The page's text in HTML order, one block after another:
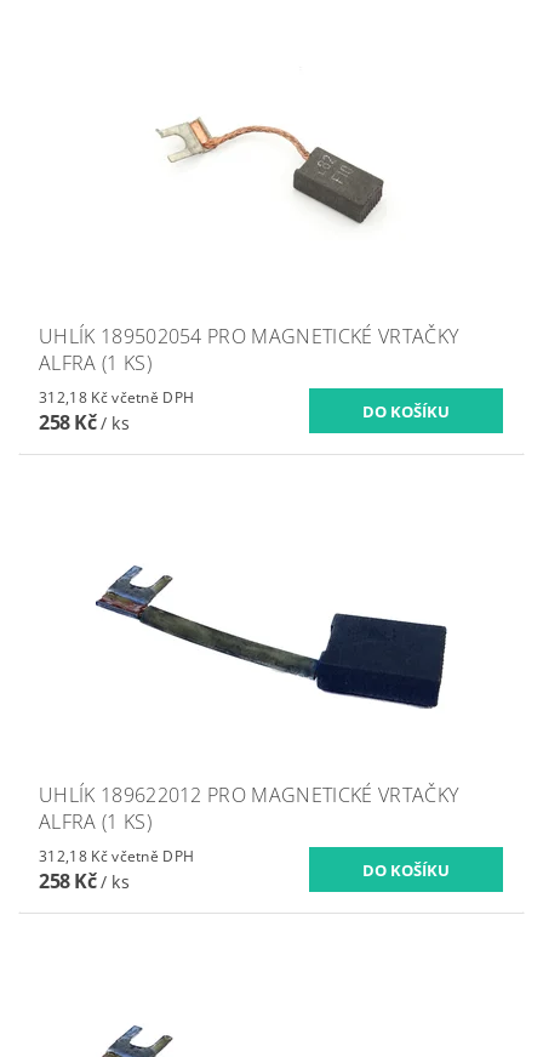
UHLÍK 189502054 PRO MAGNETICKÉ VRTAČKY
ALFRA (1 KS)
312,18 Kč včetně DPH
258 Kč/ ks
UHLÍK 189622012 PRO MAGNETICKÉ VRTAČKY
ALFRA (1 KS)
312,18 Kč včetně DPH
258 Kč/ ks